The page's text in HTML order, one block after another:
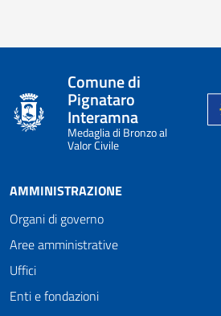
Comune di
Pignataro
Interamna
Medaglia di Bronzo al
Valor Civile
AMMINISTRAZIONE
Organi di governo
Aree amministrative
Uffici
Enti e fondazioni